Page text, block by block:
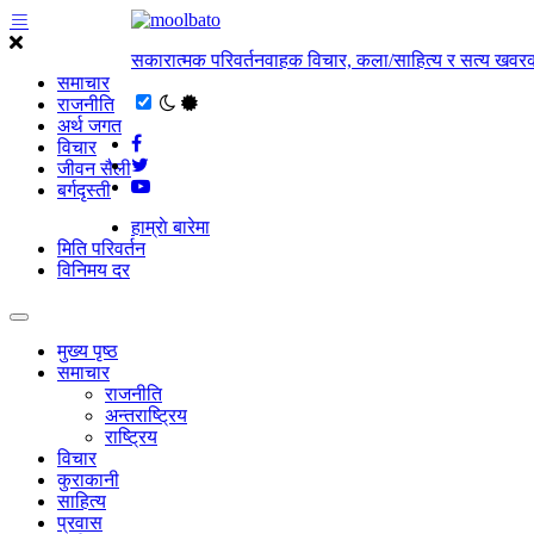
समाचार
राजनीति
अर्थ जगत
विचार
जीवन सैली
बर्गदृस्ती
सकारात्मक परिवर्तनवाहक विचार, कला/साहित्य र सत्य
हाम्राे बारेमा
मिति परिवर्तन
विनिमय दर
मुख्य पृष्ठ
समाचार
राजनीति
अन्तराष्ट्रिय
राष्ट्रिय
विचार
कुराकानी
साहित्य
प्रवास